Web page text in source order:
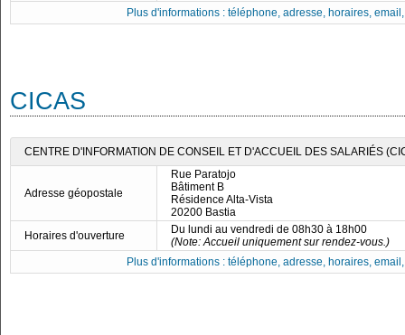
Plus d'informations : téléphone, adresse, horaires,
CICAS
CENTRE D'INFORMATION DE CONSEIL ET D'ACCUEIL DES SALARIÉS
Adresse géopostale
Rue Paratojo
Bâtiment B
Résidence Alta-Vista
20200 Bastia
Horaires d'ouverture
Du lundi au vendredi de 08h30 à 18h00
(Note: Accueil uniquement sur rendez-vous.)
Plus d'informations : téléphone, adresse, horaires,